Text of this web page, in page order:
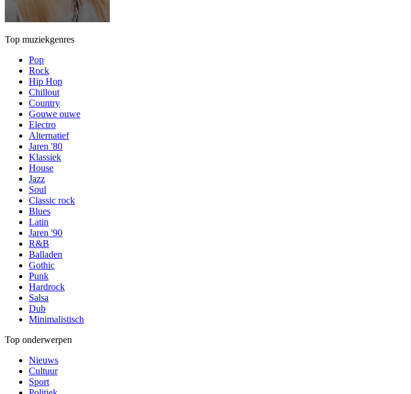
Top muziekgenres
Pop
Rock
Hip Hop
Chillout
Country
Gouwe ouwe
Electro
Alternatief
Jaren '80
Klassiek
House
Jazz
Soul
Classic rock
Blues
Latin
Jaren '90
R&B
Balladen
Gothic
Punk
Hardrock
Salsa
Dub
Minimalistisch
Top onderwerpen
Nieuws
Cultuur
Sport